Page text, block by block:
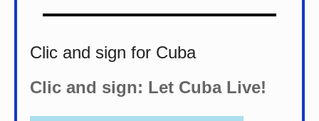
Clic and sign for Cuba
Clic and sign: Let Cuba Live!